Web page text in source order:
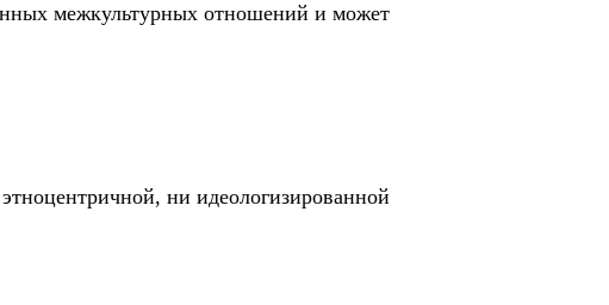
межкультурных отношений и может
ни идеологизированной